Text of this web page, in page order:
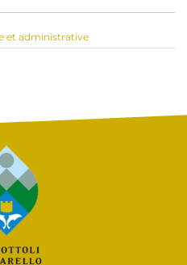
et administrative